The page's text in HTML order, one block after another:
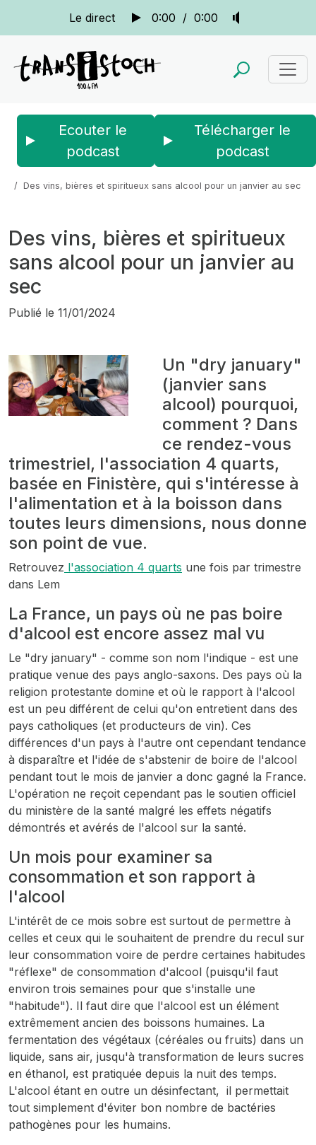
Le direct 0:00 / 0:00
Ecouter le
podcast
Télécharger le
podcast
Des vins, bières et spiritueux sans alcool pour un janvier au sec
Des vins, bières et spiritueux
sans alcool pour un janvier au
sec
Publié le 11/01/2024
Un "dry january"
(janvier sans
alcool) pourquoi,
comment ? Dans
ce rendez-vous
trimestriel, l'association 4 quarts,
basée en Finistère, qui s'intéresse à
l'alimentation et à la boisson dans
toutes leurs dimensions, nous donne
son point de vue.
Retrouvez l'association 4 quarts une fois par trimestre
dans Lem
La France, un pays où ne pas boire
d'alcool est encore assez mal vu
Le "dry january" - comme son nom l'indique - est une
pratique venue des pays anglo-saxons. Des pays où la
religion protestante domine et où le rapport à l'alcool
est un peu différent de celui qu'on entretient dans des
pays catholiques (et producteurs de vin). Ces
différences d'un pays à l'autre ont cependant tendance
à disparaître et l'idée de s'abstenir de boire de l'alcool
pendant tout le mois de janvier a donc gagné la France.
L'opération ne reçoit cependant pas le soutien officiel
du ministère de la santé malgré les effets négatifs
démontrés et avérés de l'alcool sur la santé.
Un mois pour examiner sa
consommation et son rapport à
l'alcool
L'intérêt de ce mois sobre est surtout de permettre à
celles et ceux qui le souhaitent de prendre du recul sur
leur consommation voire de perdre certaines habitudes
"réflexe" de consommation d'alcool (puisqu'il faut
environ trois semaines pour que s'installe une
"habitude"). Il faut dire que l'alcool est un élément
extrêmement ancien des boissons humaines. La
fermentation des végétaux (céréales ou fruits) dans un
liquide, sans air, jusqu'à transformation de leurs sucres
en éthanol, est pratiquée depuis la nuit des temps.
L'alcool étant en outre un désinfectant, il permettait
tout simplement d'éviter bon nombre de bactéries
pathogènes pour les humains.